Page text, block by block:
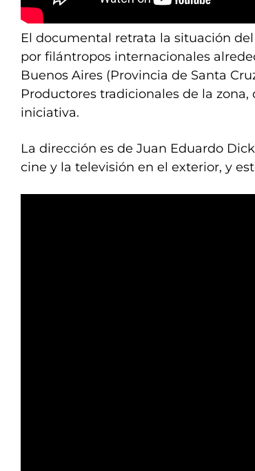
El documental retrata la situación
por filántropos internacionales
Buenos Aires (Provincia de Santa
Productores tradicionales de la
iniciativa.
La dirección es de Juan Eduardo
cine y la televisión en el exterior, y